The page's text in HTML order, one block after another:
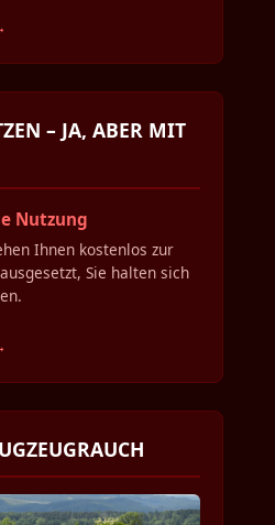
– JA, ABER MIT
Nutzung
Ihnen kostenlos zur
Sie halten sich